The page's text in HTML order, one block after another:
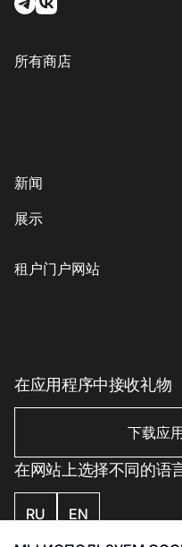
所有商店
鞋子与箱包
儿童商品
家居用品
coffee-sweets
格魯吉亞菜
素食主義者/素食主義者
客户服务
儿童服务
新闻
展示
租户门户网站
在应用程序中接收礼物
下载应
在网站上选择不同的语
RU EN